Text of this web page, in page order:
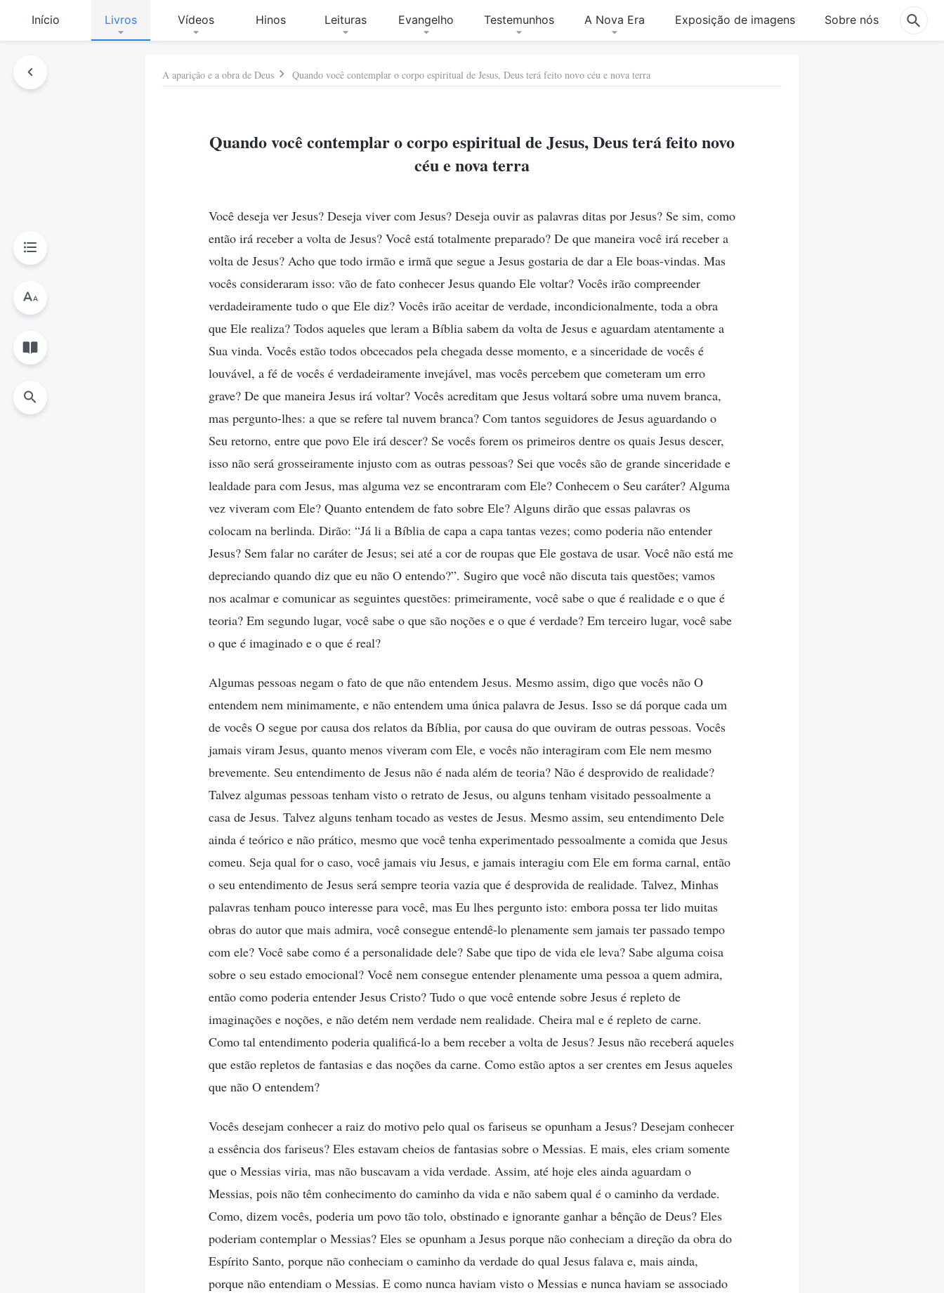
Início Livros Vídeos Hinos Leituras Evangelho Testemunhos A Nova Era Exposição de imagens Sobre nós
A aparição e a obra de Deus Quando você contemplar o corpo espiritual de Jesus, Deus terá feito novo céu e nova terra
Quando você contemplar o corpo espiritual de Jesus, Deus terá feito novo
céu e nova terra
Você deseja ver Jesus? Deseja viver com Jesus? Deseja ouvir as palavras ditas por Jesus? Se sim, como
então irá receber a volta de Jesus? Você está totalmente preparado? De que maneira você irá receber a
volta de Jesus? Acho que todo irmão e irmã que segue a Jesus gostaria de dar a Ele boas-vindas. Mas
vocês consideraram isso: vão de fato conhecer Jesus quando Ele voltar? Vocês irão compreender
verdadeiramente tudo o que Ele diz? Vocês irão aceitar de verdade, incondicionalmente, toda a obra
que Ele realiza? Todos aqueles que leram a Bíblia sabem da volta de Jesus e aguardam atentamente a
Sua vinda. Vocês estão todos obcecados pela chegada desse momento, e a sinceridade de vocês é
louvável, a fé de vocês é verdadeiramente invejável, mas vocês percebem que cometeram um erro
grave? De que maneira Jesus irá voltar? Vocês acreditam que Jesus voltará sobre uma nuvem branca,
mas pergunto-lhes: a que se refere tal nuvem branca? Com tantos seguidores de Jesus aguardando o
Seu retorno, entre que povo Ele irá descer? Se vocês forem os primeiros dentre os quais Jesus descer,
isso não será grosseiramente injusto com as outras pessoas? Sei que vocês são de grande sinceridade e
lealdade para com Jesus, mas alguma vez se encontraram com Ele? Conhecem o Seu caráter? Alguma
vez viveram com Ele? Quanto entendem de fato sobre Ele? Alguns dirão que essas palavras os
colocam na berlinda. Dirão: “Já li a Bíblia de capa a capa tantas vezes; como poderia não entender
Jesus? Sem falar no caráter de Jesus; sei até a cor de roupas que Ele gostava de usar. Você não está me
depreciando quando diz que eu não O entendo?”. Sugiro que você não discuta tais questões; vamos
nos acalmar e comunicar as seguintes questões: primeiramente, você sabe o que é realidade e o que é
teoria? Em segundo lugar, você sabe o que são noções e o que é verdade? Em terceiro lugar, você sabe
o que é imaginado e o que é real?
Algumas pessoas negam o fato de que não entendem Jesus. Mesmo assim, digo que vocês não O
entendem nem minimamente, e não entendem uma única palavra de Jesus. Isso se dá porque cada um
de vocês O segue por causa dos relatos da Bíblia, por causa do que ouviram de outras pessoas. Vocês
jamais viram Jesus, quanto menos viveram com Ele, e vocês não interagiram com Ele nem mesmo
brevemente. Seu entendimento de Jesus não é nada além de teoria? Não é desprovido de realidade?
Talvez algumas pessoas tenham visto o retrato de Jesus, ou alguns tenham visitado pessoalmente a
casa de Jesus. Talvez alguns tenham tocado as vestes de Jesus. Mesmo assim, seu entendimento Dele
ainda é teórico e não prático, mesmo que você tenha experimentado pessoalmente a comida que Jesus
comeu. Seja qual for o caso, você jamais viu Jesus, e jamais interagiu com Ele em forma carnal, então
o seu entendimento de Jesus será sempre teoria vazia que é desprovida de realidade. Talvez, Minhas
palavras tenham pouco interesse para você, mas Eu lhes pergunto isto: embora possa ter lido muitas
obras do autor que mais admira, você consegue entendê-lo plenamente sem jamais ter passado tempo
com ele? Você sabe como é a personalidade dele? Sabe que tipo de vida ele leva? Sabe alguma coisa
sobre o seu estado emocional? Você nem consegue entender plenamente uma pessoa a quem admira,
então como poderia entender Jesus Cristo? Tudo o que você entende sobre Jesus é repleto de
imaginações e noções, e não detém nem verdade nem realidade. Cheira mal e é repleto de carne.
Como tal entendimento poderia qualificá-lo a bem receber a volta de Jesus? Jesus não receberá aqueles
que estão repletos de fantasias e das noções da carne. Como estão aptos a ser crentes em Jesus aqueles
que não O entendem?
Vocês desejam conhecer a raiz do motivo pelo qual os fariseus se opunham a Jesus? Desejam conhecer
a essência dos fariseus? Eles estavam cheios de fantasias sobre o Messias. E mais, eles criam somente
que o Messias viria, mas não buscavam a vida verdade. Assim, até hoje eles ainda aguardam o
Messias, pois não têm conhecimento do caminho da vida e não sabem qual é o caminho da verdade.
Como, dizem vocês, poderia um povo tão tolo, obstinado e ignorante ganhar a bênção de Deus? Eles
poderiam contemplar o Messias? Eles se opunham a Jesus porque não conheciam a direção da obra do
Espírito Santo, porque não conheciam o caminho da verdade do qual Jesus falava e, mais ainda,
porque não entendiam o Messias. E como nunca haviam visto o Messias e nunca haviam se associado